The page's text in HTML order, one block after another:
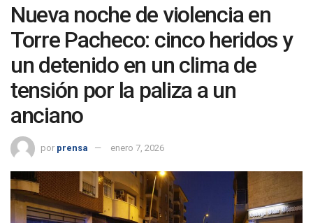
Nueva noche de violencia en
Torre Pacheco: cinco heridos y
un detenido en un clima de
tensión por la paliza a un
anciano
por prensa enero 7, 2026